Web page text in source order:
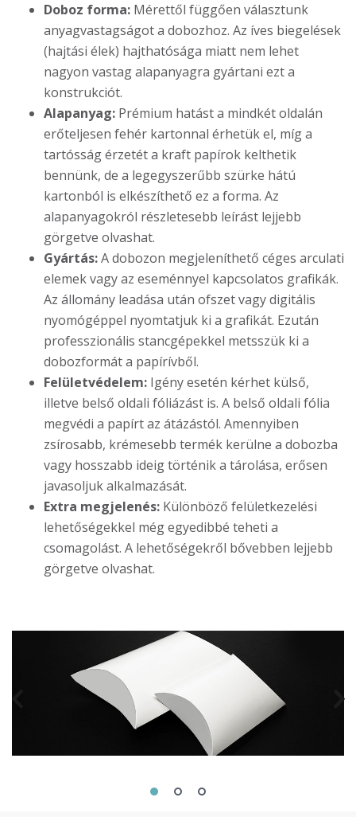
Doboz forma: Mérettől függően választunk
anyagvastagságot a dobozhoz. Az íves biegelések
(hajtási élek) hajthatósága miatt nem lehet
nagyon vastag alapanyagra gyártani ezt a
konstrukciót.
Alapanyag: Prémium hatást a mindkét oldalán
erőteljesen fehér kartonnal érhetük el, míg a
tartósság érzetét a kraft papírok kelthetik
bennünk, de a legegyszerűbb szürke hátú
kartonból is elkészíthető ez a forma. Az
alapanyagokról részletesebb leírást lejjebb
görgetve olvashat.
Gyártás:A dobozon megjeleníthető céges arculati
elemek vagy az eseménnyel kapcsolatos grafikák.
Az állomány leadása után ofszet vagy digitális
nyomógéppel nyomtatjuk ki a grafikát. Ezután
professzionális stancgépekkel metsszük ki a
dobozformát a papírívből.
Felületvédelem: Igény esetén kérhet külső,
illetve belső oldali fóliázást is. A belső oldali fólia
megvédi a papírt az átázástól. Amennyiben
zsírosabb, krémesebb termék kerülne a dobozba
vagy hosszabb ideig történik a tárolása, erősen
javasoljuk alkalmazását.
Extra megjelenés: Különböző felületkezelési
lehetőségekkel még egyedibbé teheti a
csomagolást. A lehetőségekről bővebben lejjebb
görgetve olvashat.